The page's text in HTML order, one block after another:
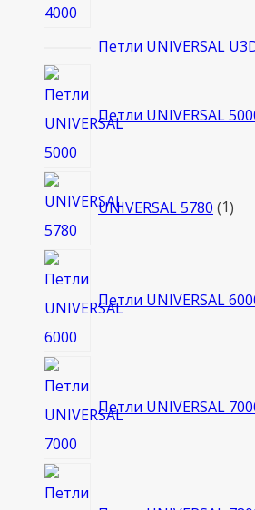
Петли UNIVERSAL
Петли UNIVERSAL
UNIVERSAL 5780 1
Петли UNIVERSAL
Петли UNIVERSAL